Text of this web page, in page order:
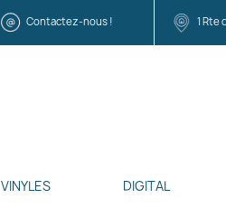
Contactez-nous ! 1 Rte
VINYLES DIGITAL